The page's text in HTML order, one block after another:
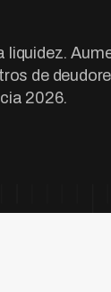
de
2026.